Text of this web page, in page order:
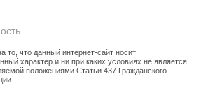
что данный интернет-сайт носит
характер и ни при каких условиях не является
положениями Статьи 437 Гражданского